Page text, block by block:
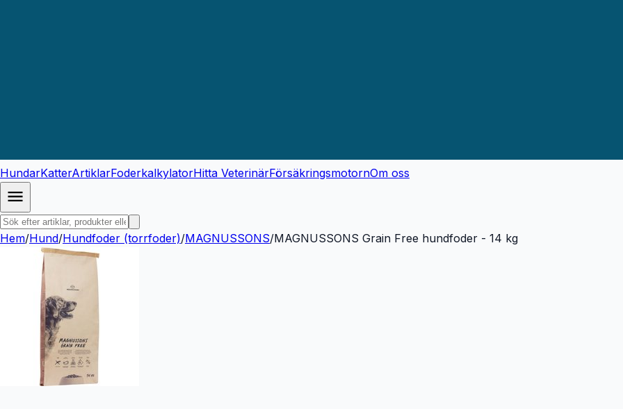
HundarKatterArtiklarFoderkalkylatorHitta VeterinärFörsäkringsmotornOm oss
Hem/Hund/Hundfoder (torrfoder)/MAGNUSSONS/MAGNUSSONS Grain Free hundfoder - 14 kg